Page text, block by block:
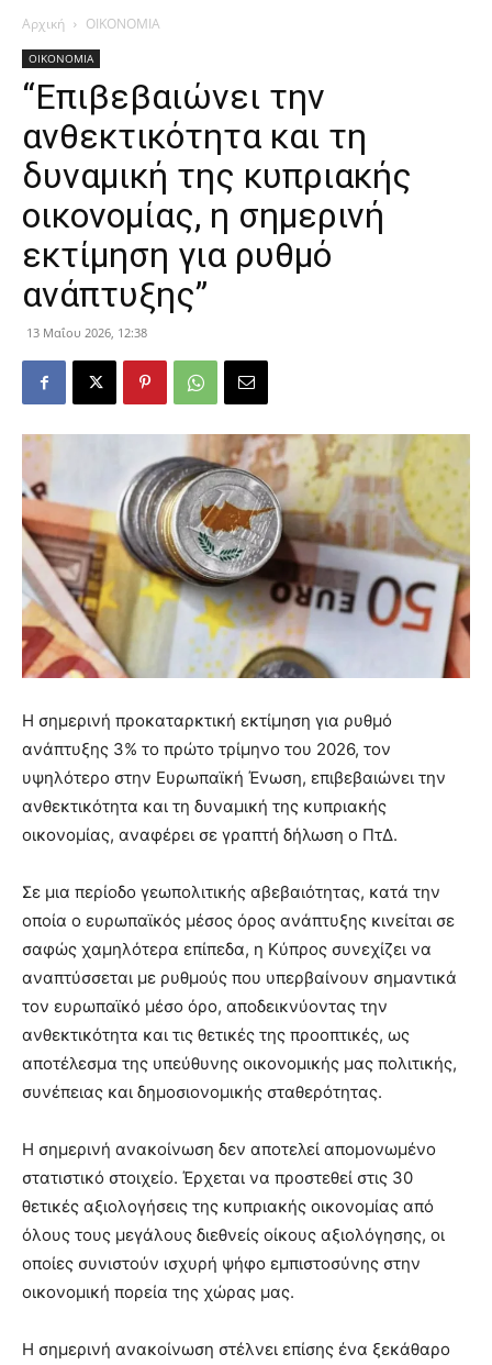
Αρχική ΟΙΚΟΝΟΜΙΑ
ΟΙΚΟΝΟΜΙΑ
“Επιβεβαιώνει την
ανθεκτικότητα και τη
δυναμική της κυπριακής
οικονομίας, η σημερινή
εκτίμηση για ρυθμό
ανάπτυξης”
13 Μαΐου 2026, 12:38
Η σημερινή προκαταρκτική εκτίμηση για ρυθμό
ανάπτυξης 3% το πρώτο τρίμηνο του 2026, τον
υψηλότερο στην Ευρωπαϊκή Ένωση, επιβεβαιώνει την
ανθεκτικότητα και τη δυναμική της κυπριακής
οικονομίας, αναφέρει σε γραπτή δήλωση ο ΠτΔ.
Σε μια περίοδο γεωπολιτικής αβεβαιότητας, κατά την
οποία ο ευρωπαϊκός μέσος όρος ανάπτυξης κινείται σε
σαφώς χαμηλότερα επίπεδα, η Κύπρος συνεχίζει να
αναπτύσσεται με ρυθμούς που υπερβαίνουν σημαντικά
τον ευρωπαϊκό μέσο όρο, αποδεικνύοντας την
ανθεκτικότητα και τις θετικές της προοπτικές, ως
αποτέλεσμα της υπεύθυνης οικονομικής μας πολιτικής,
συνέπειας και δημοσιονομικής σταθερότητας.
Η σημερινή ανακοίνωση δεν αποτελεί απομονωμένο
στατιστικό στοιχείο. Έρχεται να προστεθεί στις 30
θετικές αξιολογήσεις της κυπριακής οικονομίας από
όλους τους μεγάλους διεθνείς οίκους αξιολόγησης, οι
οποίες συνιστούν ισχυρή ψήφο εμπιστοσύνης στην
οικονομική πορεία της χώρας μας.
Η σημερινή ανακοίνωση στέλνει επίσης ένα ξεκάθαρο